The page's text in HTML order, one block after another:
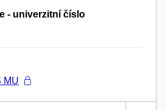
- univerzitní číslo
MU